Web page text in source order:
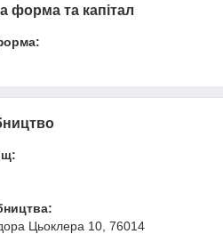
форма та капітал
Цьоклера 10, 76014